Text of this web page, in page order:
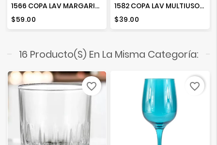
1566 COPA LAV MARGARITA 10
Precio
$59.00
1582 COPA LAV MULTIUSOS FAME 16 1/4
Precio
$39.00
16 Producto(s) En La Misma Categoría:
favorite_border favorite_border